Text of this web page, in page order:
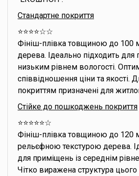
Стандартне покриття
⭐️⭐️⭐️⭐️☆☆
Фініш-плівка товщиною до 100
дерева. Ідеально підходить для
низьким рівнем вологості.
співвідношення ціни та якості.
покриттям призначені для
Стійке до пошкоджень покриття
⭐️⭐️⭐️⭐️⭐️☆
Фініш-плівка товщиною до 120
рельєфною текстурою дерева.
для приміщень із середнім
Чітко виражена структура